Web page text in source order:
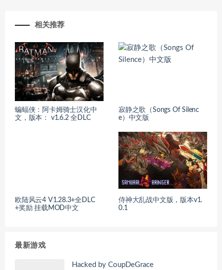
相关推荐
蝙蝠侠：阿卡姆骑士汉化中
文，版本： v1.6.2 全DLC
寂静之歌（Songs Of Silenc
e）中文版
欧陆风云4 V1.28.3+全DLC
+奖励 挂载MOD中文
侍神大乱战中文版，版本v1.
0.1
最新游戏
Hacked by CoupDeGrace